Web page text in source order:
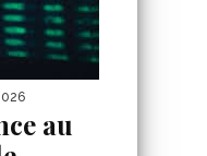
au